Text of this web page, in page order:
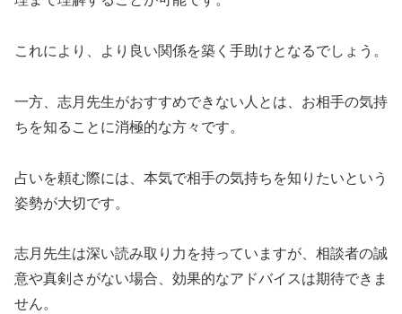
これにより、より良い関係を築く手助けとなるでしょう。
一方、志月先生がおすすめできない人とは、お相手の気持
ちを知ることに消極的な方々です。
占いを頼む際には、本気で相手の気持ちを知りたいという
姿勢が大切です。
志月先生は深い読み取り力を持っていますが、相談者の誠
意や真剣さがない場合、効果的なアドバイスは期待できま
せん。